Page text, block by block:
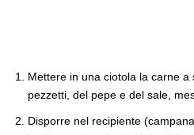
Mettere in una ciotola la carne a
pezzetti, del pepe e del sale,
Disporre nel recipiente